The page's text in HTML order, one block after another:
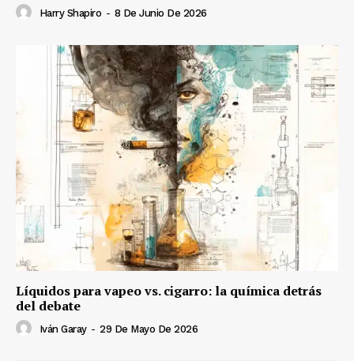
Harry Shapiro - 8 De Junio De 2026
Líquidos para vapeo vs. cigarro: la química detrás
del debate
Iván Garay - 29 De Mayo De 2026